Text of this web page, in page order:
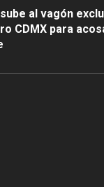
al vagón
CDMX para